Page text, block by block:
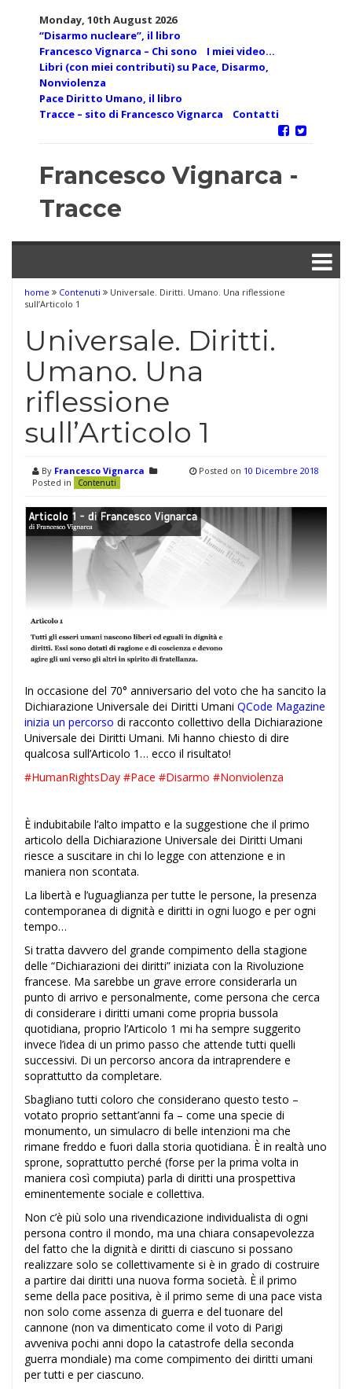
Monday, 10th August 2026
“Disarmo nucleare”, il libro
Francesco Vignarca – Chi sono
I miei video…
Libri (con miei contributi) su Pace, Disarmo,
Nonviolenza
Pace Diritto Umano, il libro
Tracce – sito di Francesco Vignarca
Contatti
Francesco Vignarca -
Tracce
home Contenuti
Universale. Diritti. Umano. Una riflessione
sull’Articolo 1
Universale. Diritti.
Umano. Una
riflessione
sull’Articolo 1
By Francesco Vignarca
Posted in
Contenuti
Posted on 10 Dicembre 2018
In occasione del 70° anniversario del voto che ha sancito la
Dichiarazione Universale dei Diritti Umani QCode Magazine
inizia un percorso di racconto collettivo della Dichiarazione
Universale dei Diritti Umani. Mi hanno chiesto di dire
qualcosa sull’Articolo 1… ecco il risultato!
#HumanRightsDay #Pace #Disarmo #Nonviolenza
È indubitabile l’alto impatto e la suggestione che il primo
articolo della Dichiarazione Universale dei Diritti Umani
riesce a suscitare in chi lo legge con attenzione e in
maniera non scontata.
La libertà e l’uguaglianza per tutte le persone, la presenza
contemporanea di dignità e diritti in ogni luogo e per ogni
tempo…
Si tratta davvero del grande compimento della stagione
delle “Dichiarazioni dei diritti” iniziata con la Rivoluzione
francese. Ma sarebbe un grave errore considerarla un
punto di arrivo e personalmente, come persona che cerca
di considerare i diritti umani come propria bussola
quotidiana, proprio l’Articolo 1 mi ha sempre suggerito
invece l’idea di un primo passo che attende tutti quelli
successivi. Di un percorso ancora da intraprendere e
soprattutto da completare.
Sbagliano tutti coloro che considerano questo testo –
votato proprio settant’anni fa – come una specie di
monumento, un simulacro di belle intenzioni ma che
rimane freddo e fuori dalla storia quotidiana. È in realtà uno
sprone, soprattutto perché (forse per la prima volta in
maniera così compiuta) parla di diritti una prospettiva
eminentemente sociale e collettiva.
Non c’è più solo una rivendicazione individualista di ogni
persona contro il mondo, ma una chiara consapevolezza
del fatto che la dignità e diritti di ciascuno si possano
realizzare solo se collettivamente si è in grado di costruire
a partire dai diritti una nuova forma società. È il primo
seme della pace positiva, è il primo seme di una pace vista
non solo come assenza di guerra e del tuonare del
cannone (non va dimenticato come il voto di Parigi
avveniva pochi anni dopo la catastrofe della seconda
guerra mondiale) ma come compimento dei diritti umani
per tutti e per ciascuno.